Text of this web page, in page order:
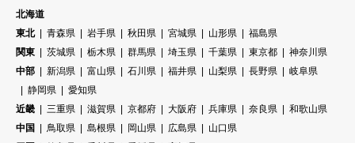
北海道
東北
青森県 岩手県 秋田県 宮城県 山形県
福島県
関東
茨城県 栃木県 群馬県 埼玉県 千葉県 東京都
神奈川県
中部
新潟県 富山県 石川県 福井県 山梨県 長野県
岐阜県
静岡県
愛知県
近畿
三重県 滋賀県 京都府 大阪府 兵庫県 奈良県
和歌山県
中国
鳥取県 島根県 岡山県 広島県
山口県